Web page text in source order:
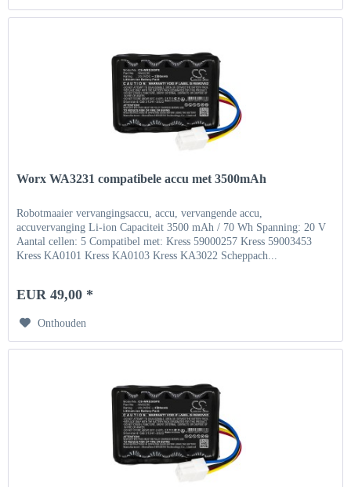
Worx WA3231 compatibele accu met 3500mAh
Robotmaaier vervangingsaccu, accu, vervangende accu,
accuvervanging Li-ion Capaciteit 3500 mAh / 70 Wh Spanning: 20 V
Aantal cellen: 5 Compatibel met: Kress 59000257 Kress 59003453
Kress KA0101 Kress KA0103 Kress KA3022 Scheppach...
EUR 49,00 *
Onthouden